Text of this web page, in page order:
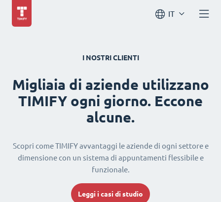
IT
I NOSTRI CLIENTI
Migliaia di aziende utilizzano
TIMIFY ogni giorno. Eccone
alcune.
Scopri come TIMIFY avvantaggi le aziende di ogni settore e
dimensione con un sistema di appuntamenti flessibile e
funzionale.
Leggi i casi di studio